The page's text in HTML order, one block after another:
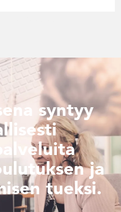
syntyy
ja
tueksi.